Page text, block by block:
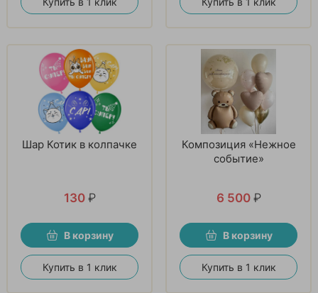
Шар Котик в колпачке
130 ₽
В корзину
Купить в 1 клик
Композиция «Нежное
событие»
6 500 ₽
В корзину
Купить в 1 клик